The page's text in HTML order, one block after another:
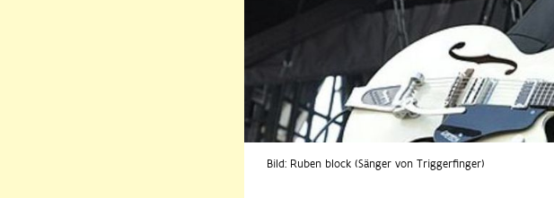
Bild: Ruben block (Sänger von Triggerfinger)